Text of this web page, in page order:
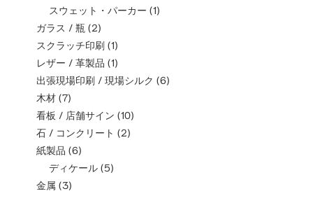
スウェット・パーカー (1)
ガラス / 瓶 (2)
スクラッチ印刷 (1)
レザー / 革製品 (1)
出張現場印刷 / 現場シルク (6)
木材 (7)
看板 / 店舗サイン (10)
石 / コンクリート (2)
紙製品 (6)
ディケール (5)
金属 (3)